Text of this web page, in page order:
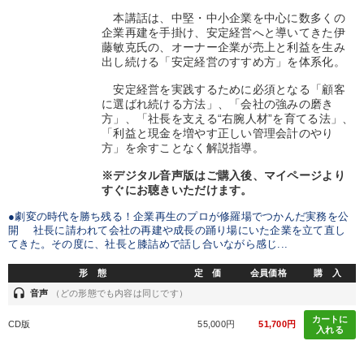
本講話は、中堅・中小企業を中心に数多くの
企業再建を手掛け、安定経営へと導いてきた伊
藤敏克氏の、オーナー企業が売上と利益を生み
出し続ける「安定経営のすすめ方」を体系化。
安定経営を実践するために必須となる「顧客
に選ばれ続ける方法」、「会社の強みの磨き
方」、「社長を支える“右腕人材”を育てる法」、
「利益と現金を増やす正しい管理会計のやり
方」を余すことなく解説指導。
※デジタル音声版はご購入後、マイページより
すぐにお聴きいただけます。
●劇変の時代を勝ち残る！企業再生のプロが修羅場でつかんだ実務を公
開 社長に請われて会社の再建や成長の踊り場にいた企業を立て直し
てきた。その度に、社長と膝詰めで話し合いながら感じ...
形 態 定 価 会員価格 購 入
headset 音声 （どの形態でも内容は同じです）
CD版 55,000円 51,700円
カートに
入れる